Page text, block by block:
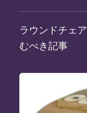
ラウンドチェ
むべき記事